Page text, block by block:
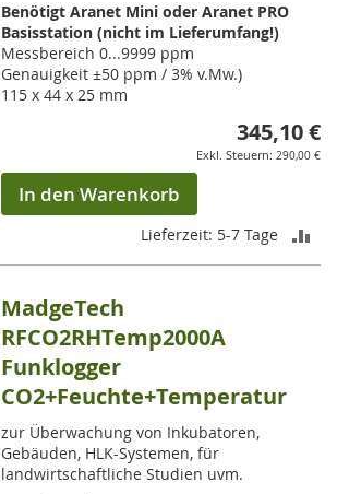
Benötigt Aranet Mini oder Aranet PRO
Basisstation (nicht im Lieferumfang!)
Messbereich 0...9999 ppm
Genauigkeit ±50 ppm / 3% v.Mw.)
115 x 44 x 25 mm
345,10 €
290,00 €
In den Warenkorb
Lieferzeit: 5-7 Tage
MadgeTech
RFCO2RHTemp2000A
Funklogger
CO2+Feuchte+Temperatur
zur Überwachung von Inkubatoren,
Gebäuden, HLK-Systemen, für
landwirtschaftliche Studien uvm.